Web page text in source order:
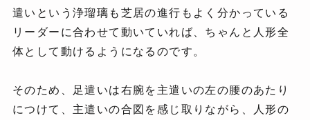
遣いという浄瑠璃も芝居の進行もよく分かっている
リーダーに合わせて動いていれば、ちゃんと人形全
体として動けるようになるのです。
そのため、足遣いは右腕を主遣いの左の腰のあたり
につけて、主遣いの合図を感じ取りながら、人形の